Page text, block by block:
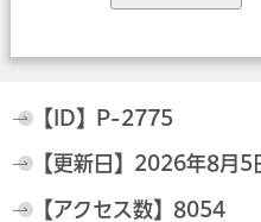
【ID】 P-2775
【更新日】 2026年8月5
【アクセス数】 8054